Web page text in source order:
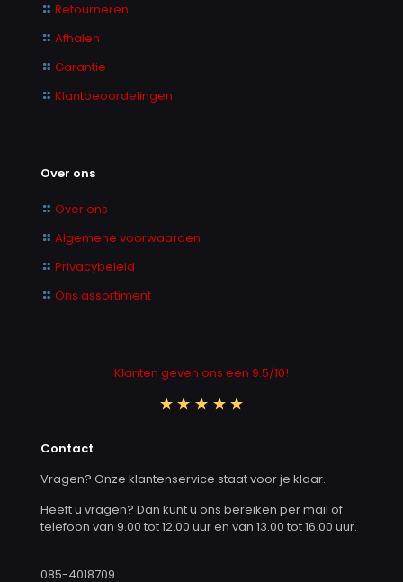
Retourneren
Afhalen
Garantie
Klantbeoordelingen
Over ons
Over ons
Algemene voorwaarden
Privacybeleid
Ons assortiment
Klanten geven ons een 9.5/10!
Contact
Vragen? Onze klantenservice staat voor je klaar.
Heeft u vragen? Dan kunt u ons bereiken per mail of
telefoon van 9.00 tot 12.00 uur en van 13.00 tot 16.00 uur.
085-4018709